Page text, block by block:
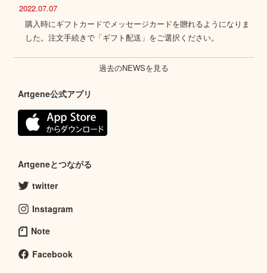
2022.07.07
購入時にギフトカードでメッセージカードを贈れるようになりま
した。注文手続きで「ギフト配送」をご選択ください。
過去のNEWSを見る
Artgene公式アプリ
Artgeneとつながる
twitter
Instagram
Note
Facebook